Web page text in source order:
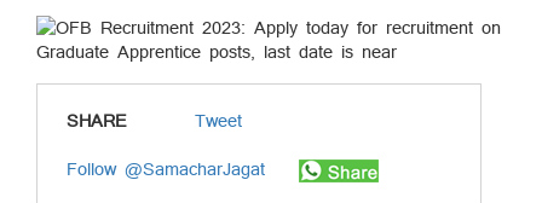
SHARE
Tweet
Follow @SamacharJagat